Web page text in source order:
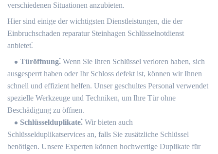
verschiedenen Situationen anzubieten.
Hier sind einige der wichtigsten Dienstleistungen, die der
Einbruchschaden reparatur Steinhagen Schlüsselnotdienst
anbietet⁚
Türöffnung⁚ Wenn Sie Ihren Schlüssel verloren haben, sich
ausgesperrt haben oder Ihr Schloss defekt ist, können wir Ihnen
schnell und effizient helfen.​ Unser geschultes Personal verwendet
spezielle Werkzeuge und Techniken, um Ihre Tür ohne
Beschädigung zu öffnen.​
Schlüsselduplikate⁚ Wir bieten auch
Schlüsselduplikatservices an, falls Sie zusätzliche Schlüssel
benötigen.​ Unsere Experten können hochwertige Duplikate für